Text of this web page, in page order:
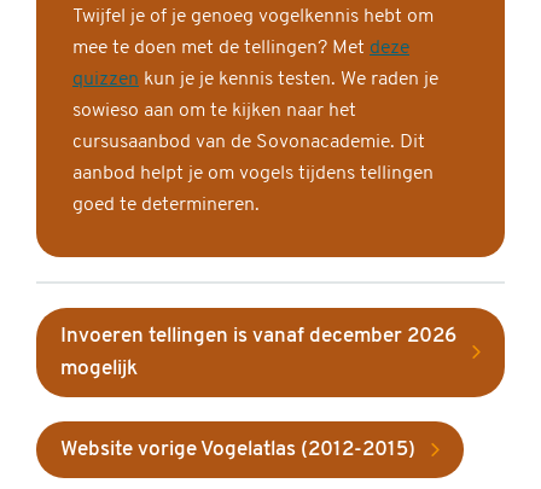
Twijfel je of je genoeg vogelkennis hebt om
mee te doen met de tellingen? Met deze
quizzen kun je je kennis testen. We raden je
sowieso aan om te kijken naar het
cursusaanbod van de Sovonacademie. Dit
aanbod helpt je om vogels tijdens tellingen
goed te determineren.
Invoeren tellingen is vanaf december 2026
mogelijk
Website vorige Vogelatlas (2012-2015)